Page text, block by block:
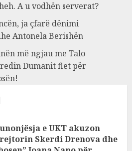
A u vodhën serverat?
ja çfarë dënimi
Antonela Berishën
më ngjau me Talo
Dumanit flet për
e UKT akuzon
Skerdi Drenova dhe